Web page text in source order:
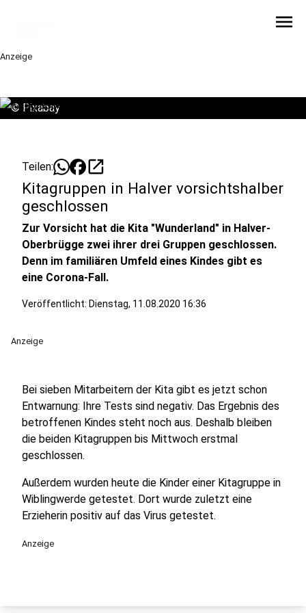
menu
Anzeige
© Pixabay
Teilen: open_in_new
Kitagruppen in Halver vorsichtshalber
geschlossen
Zur Vorsicht hat die Kita "Wunderland" in Halver-
Oberbrügge zwei ihrer drei Gruppen geschlossen.
Denn im familiären Umfeld eines Kindes gibt es
eine Corona-Fall.
Veröffentlicht: Dienstag, 11.08.2020 16:36
Anzeige
Bei sieben Mitarbeitern der Kita gibt es jetzt schon
Entwarnung: Ihre Tests sind negativ. Das Ergebnis des
betroffenen Kindes steht noch aus. Deshalb bleiben
die beiden Kitagruppen bis Mittwoch erstmal
geschlossen.
Außerdem wurden heute die Kinder einer Kitagruppe in
Wiblingwerde getestet. Dort wurde zuletzt eine
Erzieherin positiv auf das Virus getestet.
Anzeige